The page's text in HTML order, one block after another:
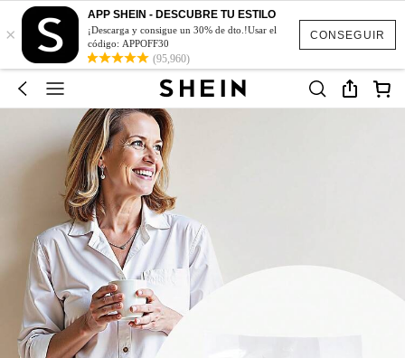
CONSEGUIR
×
APP SHEIN - DESCUBRE TU ESTILO
¡Descarga y consigue un 30% de dto.!Usar el
código: APPOFF30
(95,960)